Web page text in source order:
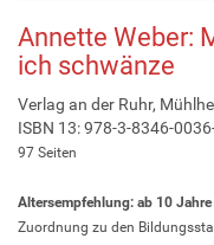
Annette Weber:
ich schwänze
Verlag an der Ruhr,
ISBN 13: 978-3-8346-
97 Seiten
Altersempfehlung: ab 10 Jahre
Zuordnung zu den